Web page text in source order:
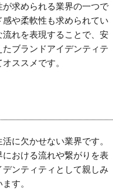
求められる業界の一つで
や柔軟性も求められてい
れを表現することで、安
ブランドアイデンティテ
ススメです。
に欠かせない業界です。
おける流れや繋がりを表
ンティティとして親しみ
す。